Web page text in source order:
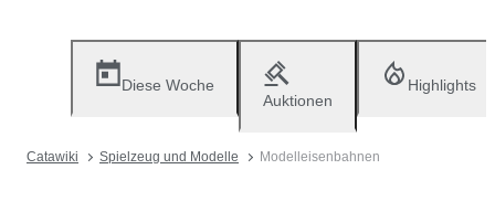
Diese Woche
Auktionen
Highlights
Catawiki Spielzeug und Modelle Modelleisenbahnen